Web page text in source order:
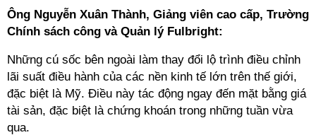
Ông Nguyễn Xuân Thành, Giảng viên cao cấp, Trường
Chính sách công và Quản lý Fulbright:
Những cú sốc bên ngoài làm thay đổi lộ trình điều chỉnh
lãi suất điều hành của các nền kinh tế lớn trên thế giới,
đặc biệt là Mỹ. Điều này tác động ngay đến mặt bằng giá
tài sản, đặc biệt là chứng khoán trong những tuần vừa
qua.